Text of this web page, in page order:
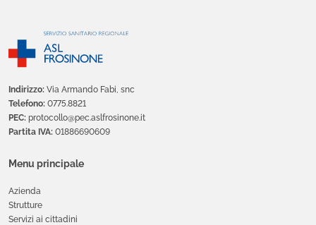
Indirizzo: Via Armando Fabi, snc
Telefono: 0775.8821
PEC: protocollo@pec.aslfrosinone.it
Partita IVA: 01886690609
Menu principale
Azienda
Strutture
Servizi ai cittadini